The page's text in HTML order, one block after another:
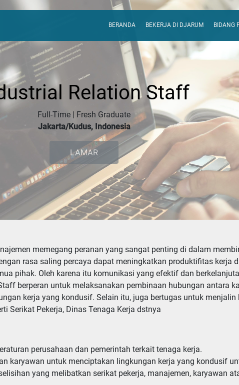
BERANDA BEKERJA DI DJARUM BIDANG
Relation Staff
Full-Time | Fresh Graduate
Jakarta/Kudus, Indonesia
LAMAR
memegang peranan yang sangat penting di dalam
rasa saling percaya dapat meningkatkan produktifitas kerja
pihak. Oleh karena itu komunikasi yang efektif dan
berperan untuk melaksanakan pembinaan hubungan antara
kerja yang kondusif. Selain itu, juga bertugas untuk menjalin
Serikat Pekerja, Dinas Tenaga Kerja dstnya
perusahaan dan pemerintah terkait tenaga kerja.
karyawan untuk menciptakan lingkungan kerja yang kondusif
yang melibatkan serikat pekerja, manajemen, karyawan